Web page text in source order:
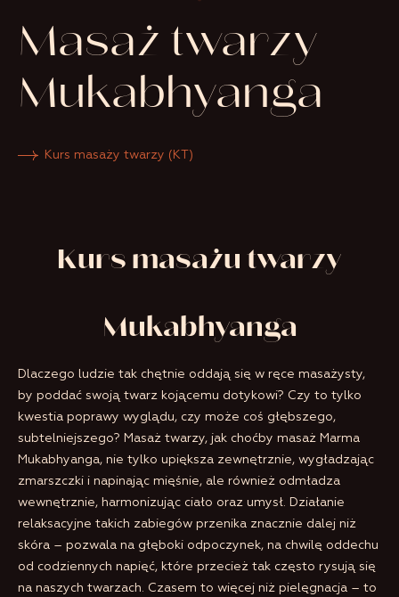
Masaż twarzy
Mukabhyanga
Kurs masaży twarzy (KT)
Kurs masażu twarzy
Mukabhyanga
Dlaczego ludzie tak chętnie oddają się w ręce masażysty,
by poddać swoją twarz kojącemu dotykowi? Czy to tylko
kwestia poprawy wyglądu, czy może coś głębszego,
subtelniejszego? Masaż twarzy, jak choćby masaż Marma
Mukabhyanga, nie tylko upiększa zewnętrznie, wygładzając
zmarszczki i napinając mięśnie, ale również odmładza
wewnętrznie, harmonizując ciało oraz umysł. Działanie
relaksacyjne takich zabiegów przenika znacznie dalej niż
skóra – pozwala na głęboki odpoczynek, na chwilę oddechu
od codziennych napięć, które przecież tak często rysują się
na naszych twarzach. Czasem to więcej niż pielęgnacja – to